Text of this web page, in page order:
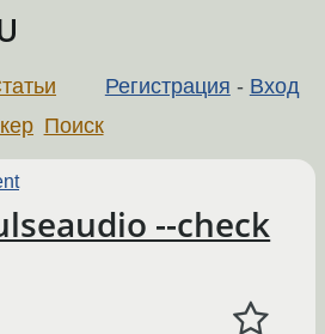
Регистрация - Вход
Поиск
--check